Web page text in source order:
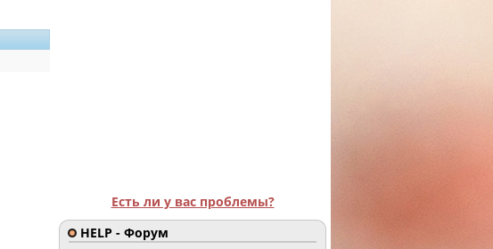
Есть ли у вас проблемы?
HELP - Форум